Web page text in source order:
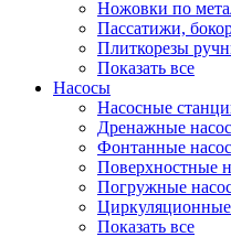
Ножовки по
Пассатижи,
Плиткорезы
Показать все
Насосы
Насосные
Дренажные
Фонтанные
Поверхностные
Погружные
Показать все